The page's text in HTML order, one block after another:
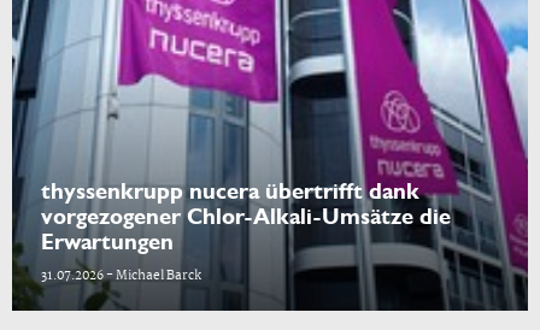
thyssenkrupp nucera übertrifft dank
vorgezogener Chlor-Alkali-Umsätze die
Erwartungen
31.07.2026 - Michael Barck